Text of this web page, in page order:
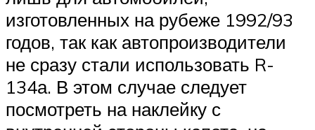
изготовленных на рубеже 1992/93
годов, так как автопроизводители
не сразу стали использовать R-
134а. В этом случае следует
посмотреть на наклейку с